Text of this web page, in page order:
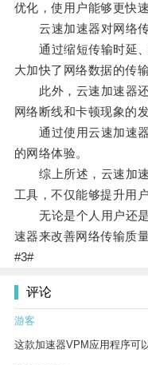
优化，使用户能够更快
云速加速器对网络传
通过缩短传输时延、
大加快了网络数据的传输
此外，云速加速器还
网络断线和卡顿现象的发
通过使用云速加速器
的网络体验。
综上所述，云速加速
工具，不仅能够提升用
无论是个人用户还是
速器来改善网络传输质
#3#
评论
游客
这款加速器VPM应用程序可